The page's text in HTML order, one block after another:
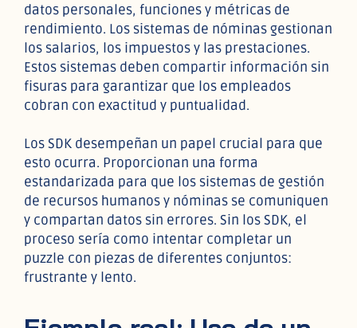
datos personales, funciones y métricas de
rendimiento. Los sistemas de nóminas gestionan
los salarios, los impuestos y las prestaciones.
Estos sistemas deben compartir información sin
fisuras para garantizar que los empleados
cobran con exactitud y puntualidad.
Los SDK desempeñan un papel crucial para que
esto ocurra. Proporcionan una forma
estandarizada para que los sistemas de gestión
de recursos humanos y nóminas se comuniquen
y compartan datos sin errores. Sin los SDK, el
proceso sería como intentar completar un
puzzle con piezas de diferentes conjuntos:
frustrante y lento.